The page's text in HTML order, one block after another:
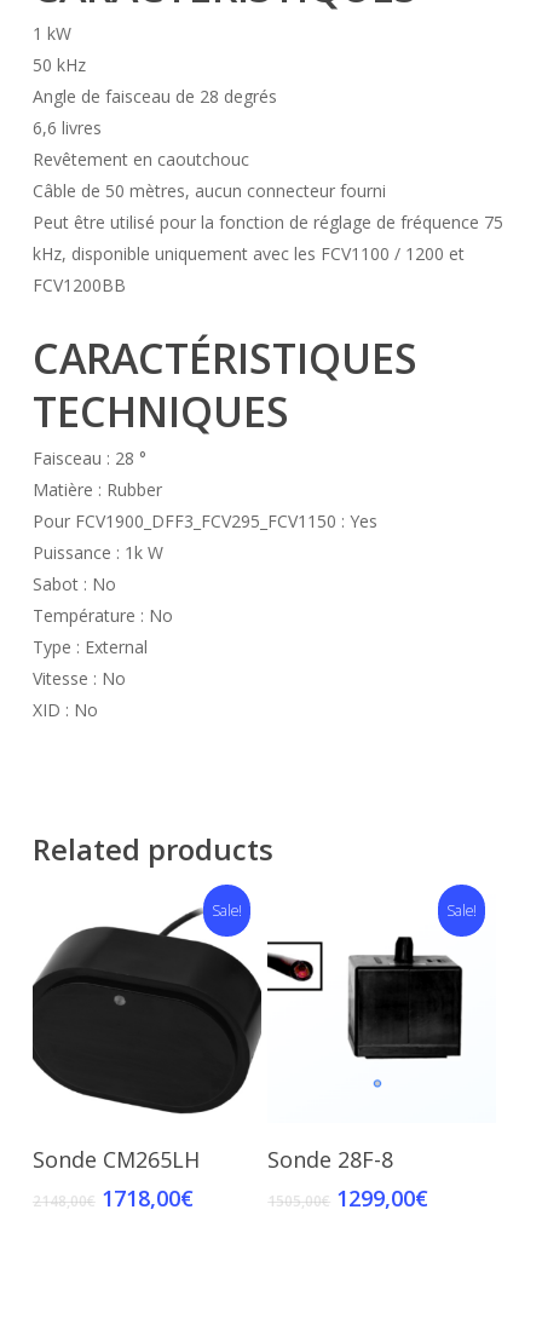
1 kW
50 kHz
Angle de faisceau de 28 degrés
6,6 livres
Revêtement en caoutchouc
Câble de 50 mètres, aucun connecteur fourni
Peut être utilisé pour la fonction de réglage de fréquence 75
kHz, disponible uniquement avec les FCV1100 / 1200 et
FCV1200BB
CARACTÉRISTIQUES
TECHNIQUES
Faisceau : 28 °
Matière : Rubber
Pour FCV1900_DFF3_FCV295_FCV1150 : Yes
Puissance : 1k W
Sabot : No
Température : No
Type : External
Vitesse : No
XID : No
Related products
Sale!
Select Options
Sonde CM265LH
2148,00€ 1718,00€
Sale!
Add To Cart
Sonde 28F-8
1505,00€ 1299,00€